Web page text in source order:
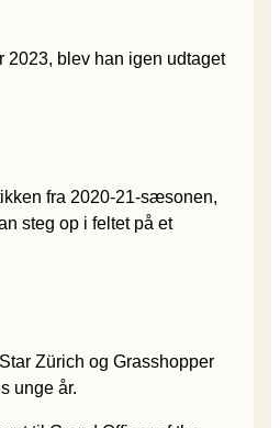
2023, blev han igen udtaget
fra 2020-21-sæsonen,
steg op i feltet på et
Zürich og Grasshopper
unge år.